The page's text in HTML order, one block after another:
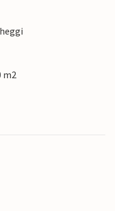
Krk sia l'isola più
ha un clima
m2